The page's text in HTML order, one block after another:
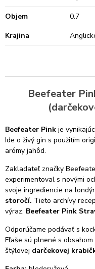
Objem
0.7
Krajina
Beefeater
Beefeater Pink je
Ide o živý gin s použitím
arómy jahôd.
Zakladateľ značky
experimentoval s novými
svoje ingrediencie na
storočí. Tieto archívy
výraz, Beefeater Pink
Odporúčame podávať s
Fľaše sú plnené s
štýlovej darčekovej